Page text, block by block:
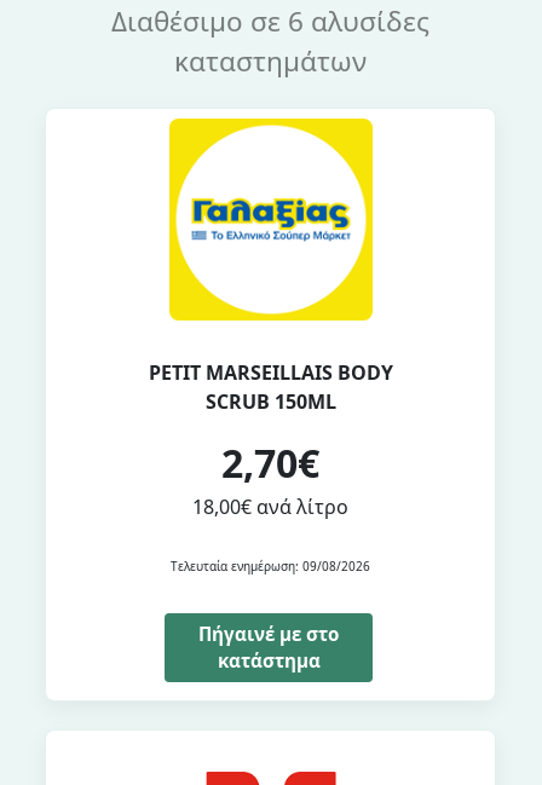
Διαθέσιμο σε 6 αλυσίδες
καταστημάτων
PETIT MARSEILLAIS BODY
SCRUB 150ML
2,70€
18,00€ ανά λίτρο
Τελευταία ενημέρωση: 09/08/2026
Πήγαινέ με στο
κατάστημα